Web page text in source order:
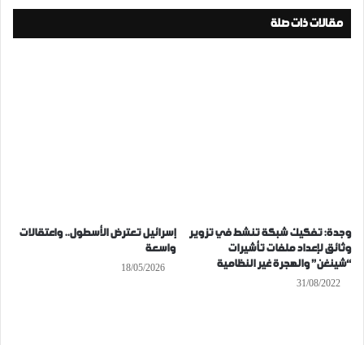
مقالات ذات صلة
وجدة: تفكيك شبكة تنشط في تزوير
وثائق لإعداد ملفات تأشيرات
“شينغن” والهجرة غير النظامية
31/08/2022
إسرائيل تعترض الأسطول.. واعتقالات
واسعة
18/05/2026